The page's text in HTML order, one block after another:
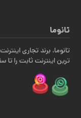
تانوما
تانوما، برند تجاری
ترین اینترنت ثابت را تا سقف 1000 مگ ارائه